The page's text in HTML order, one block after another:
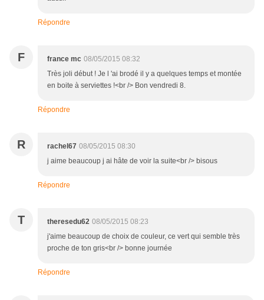
Répondre
F france mc 08/05/2015 08:32
Très joli début ! Je l 'ai brodé il y a quelques temps et montée
en boite à serviettes !<br /> Bon vendredi 8.
Répondre
R rachel67 08/05/2015 08:30
j aime beaucoup j ai hâte de voir la suite<br /> bisous
Répondre
T theresedu62 08/05/2015 08:23
j'aime beaucoup de choix de couleur, ce vert qui semble très
proche de ton gris<br /> bonne journée
Répondre